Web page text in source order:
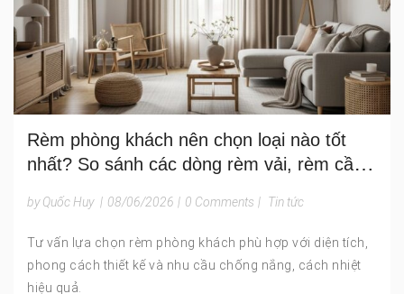
Rèm phòng khách nên chọn loại nào tốt
nhất? So sánh các dòng rèm vải, rèm cầu
phong cách nội thất
by Quốc Huy | 08/06/2026 | 0 Comments | Tin tức
Tư vấn lựa chọn rèm phòng khách phù hợp với diện tích,
phong cách thiết kế và nhu cầu chống nắng, cách nhiệt
hiệu quả.